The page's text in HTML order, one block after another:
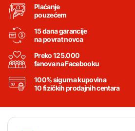
Plaćanje
pouzećem
15 dana garancije
na povrat novca
Preko 125.000
fanova na Facebooku
100% sigurna kupovina
10 fizičkih prodajnih centara